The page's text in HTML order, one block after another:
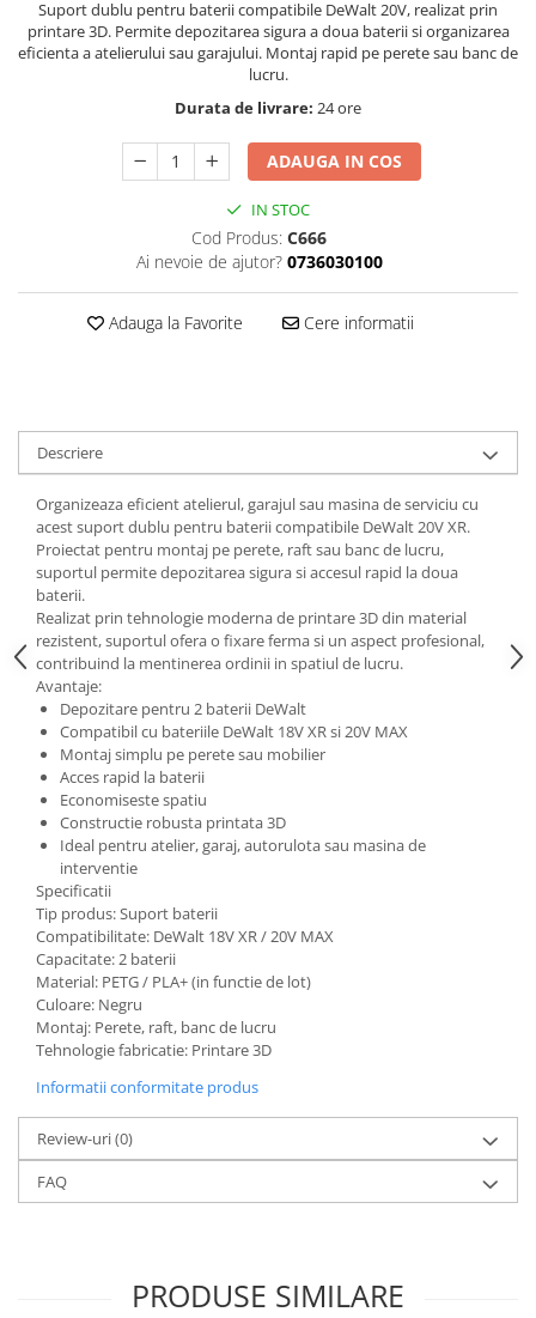
Suport dublu pentru baterii compatibile DeWalt 20V, realizat prin
printare 3D. Permite depozitarea sigura a doua baterii si organizarea
eficienta a atelierului sau garajului. Montaj rapid pe perete sau banc de
lucru.
Durata de livrare: 24 ore
ADAUGA IN COS
IN STOC
Cod Produs: C666
Ai nevoie de ajutor? 0736030100
Adauga la Favorite Cere informatii
Descriere
Organizeaza eficient atelierul, garajul sau masina de serviciu cu
acest suport dublu pentru baterii compatibile DeWalt 20V XR.
Proiectat pentru montaj pe perete, raft sau banc de lucru,
suportul permite depozitarea sigura si accesul rapid la doua
baterii.
Realizat prin tehnologie moderna de printare 3D din material
rezistent, suportul ofera o fixare ferma si un aspect profesional,
contribuind la mentinerea ordinii in spatiul de lucru.
Avantaje:
Depozitare pentru 2 baterii DeWalt
Compatibil cu bateriile DeWalt 18V XR si 20V MAX
Montaj simplu pe perete sau mobilier
Acces rapid la baterii
Economiseste spatiu
Constructie robusta printata 3D
Ideal pentru atelier, garaj, autorulota sau masina de
interventie
Specificatii
Tip produs: Suport baterii
Compatibilitate: DeWalt 18V XR / 20V MAX
Capacitate: 2 baterii
Material: PETG / PLA+ (in functie de lot)
Culoare: Negru
Montaj: Perete, raft, banc de lucru
Tehnologie fabricatie: Printare 3D
Informatii conformitate produs
Review-uri(0)
FAQ
PRODUSE SIMILARE